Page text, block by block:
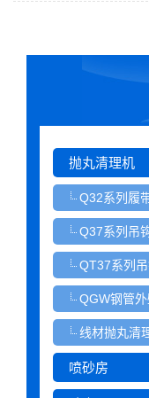
抛丸清理机
Q32系列履
Q37系列吊
QT37系列
QGW钢管
线材抛丸清
喷砂房